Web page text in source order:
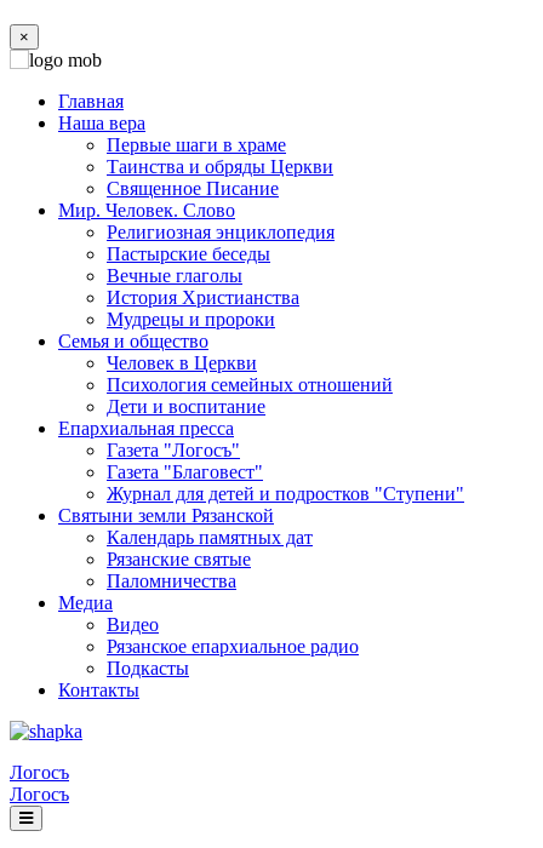
×
Главная
Наша вера
Первые шаги в храме
Таинства и обряды Церкви
Священное Писание
Мир. Человек. Слово
Религиозная энциклопедия
Пастырские беседы
Вечные глаголы
История Христианства
Мудрецы и пророки
Семья и общество
Человек в Церкви
Психология семейных отношений
Дети и воспитание
Епархиальная пресса
Газета "Логосъ"
Газета "Благовест"
Журнал для детей и подростков "Ступени"
Святыни земли Рязанской
Календарь памятных дат
Рязанские святые
Паломничества
Медиа
Видео
Рязанское епархиальное радио
Подкасты
Контакты
Логосъ
Логосъ